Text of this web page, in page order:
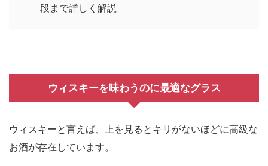
段まで詳しく解説
ウィスキーを味わうのに最適なグラス
ウィスキーと言えば、上を見るとキリがないほどに高級な
お酒が存在しています。